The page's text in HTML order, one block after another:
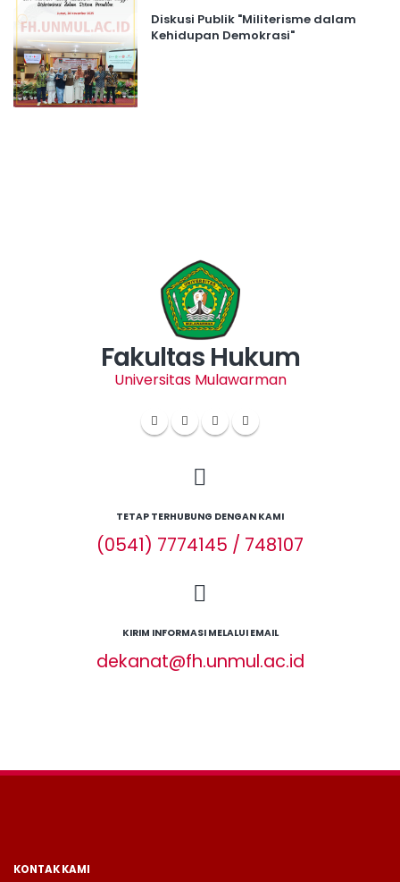
Diskusi Publik "Militerisme dalam
Kehidupan Demokrasi"
Fakultas Hukum
Universitas Mulawarman
TETAP TERHUBUNG DENGAN KAMI
(0541) 7774145 / 748107
KIRIM INFORMASI MELALUI EMAIL
dekanat@fh.unmul.ac.id
KONTAK KAMI